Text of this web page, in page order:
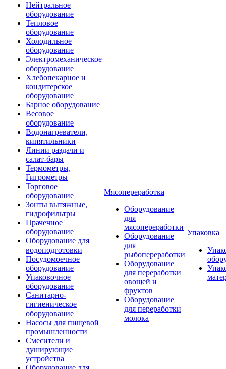
Нейтральное
оборудование
Тепловое
оборудование
Холодильное
оборудование
Электромеханическое
оборудование
Хлебопекарное и
кондитерское
оборудование
Барное оборудование
Весовое
оборудование
Водонагреватели,
кипятильники
Линии раздачи и
салат-бары
Термометры,
Гигрометры
Торговое
оборудование
Зонты вытяжные,
гидрофильтры
Прачечное
оборудование
Оборудование для
водоподготовки
Посудомоечное
оборудование
Упаковочное
оборудование
Санитарно-
гигиеническое
оборудование
Насосы для пищевой
промышленности
Смесители и
душирующие
устройства
Мясопереработка
Оборудование
для
мясопереработки
Оборудование
для
рыбопереработки
Оборудование
для переработки
овощей и
фруктов
Оборудование
для переработки
молока
Упаковка